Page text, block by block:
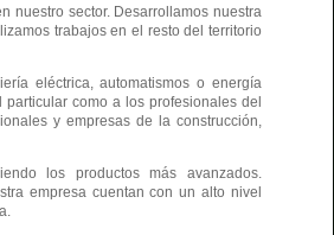
nuestro sector. Desarrollamos nuestra
trabajos en el resto del territorio
eléctrica, automatismos o energía
como a los profesionales del
y empresas de la construcción,
los productos más avanzados.
empresa cuentan con un alto nivel